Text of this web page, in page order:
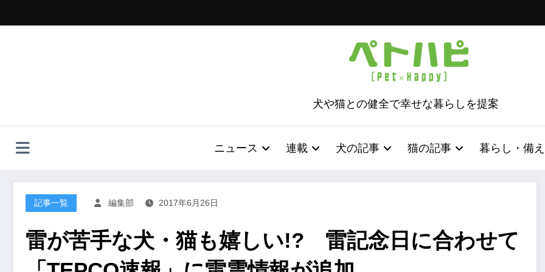
ッ
犬や猫との健全で幸せな暮らしを提案
ニュース 連載 犬の記事 猫の記事 暮らし・備え
記事一覧 編集部 2017年6月26日
雷が苦手な犬・猫も嬉しい!? 雷記念日に合わせて